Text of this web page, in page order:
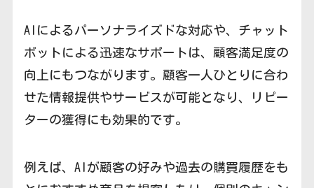
AIによるパーソナライズドな対応や、チャット
ボットによる迅速なサポートは、顧客満足度の
向上にもつながります。顧客一人ひとりに合わ
せた情報提供やサービスが可能となり、リピー
ターの獲得にも効果的です。
例えば、AIが顧客の好みや過去の購買履歴をも